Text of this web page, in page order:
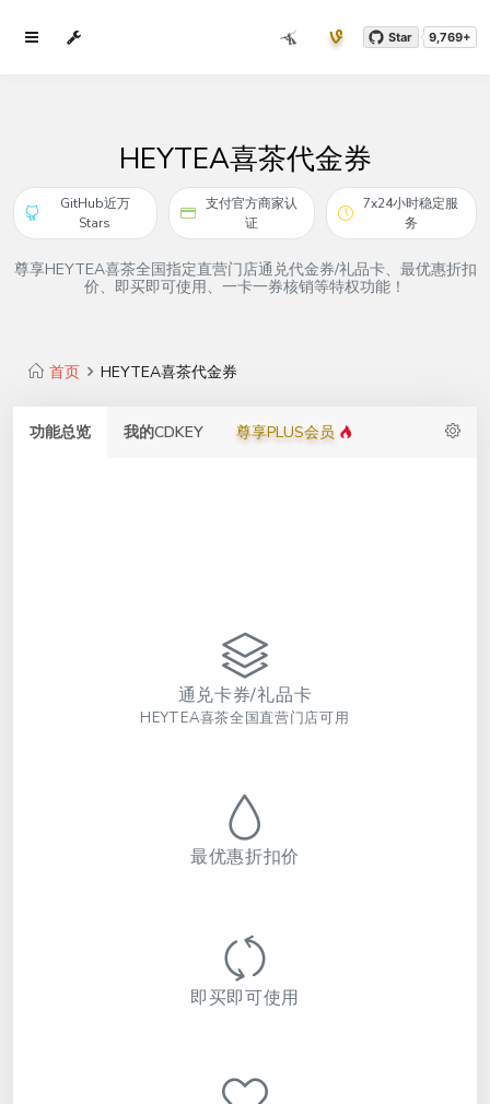
Star 9,769+
HEYTEA喜茶代金券
GitHub近万
Stars
支付官方商家认
证
7x24小时稳定服
务
尊享HEYTEA喜茶全国指定直营门店通兑代金券/礼品卡、最优惠折扣
价、即买即可使用、一卡一券核销等特权功能！
首页 HEYTEA喜茶代金券
功能总览 我的CDKEY 尊享PLUS会员
通兑卡券/礼品卡
HEYTEA喜茶全国直营门店可用
最优惠折扣价
即买即可使用